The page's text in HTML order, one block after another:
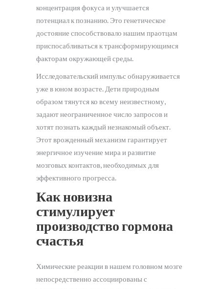
концентрация фокуса и улучшается
потенциал к познанию. Это генетическое
достояние способствовало нашим праотцам
приспосабливаться к трансформирующимся
факторам окружающей среды.
Исследовательский импульс обнаруживается
уже в юном возрасте. Дети природным
образом тянутся ко всему неизвестному,
задают неограниченное число запросов и
хотят познать каждый незнакомый объект.
Этот врожденный механизм гарантирует
энергичное изучение мира и развитие
мозговых контактов, необходимых для
эффективного прогресса.
Как новизна
стимулирует
производство гормона
счастья
Химические реакции в нашем головном мозге
непосредственно ассоциированы с